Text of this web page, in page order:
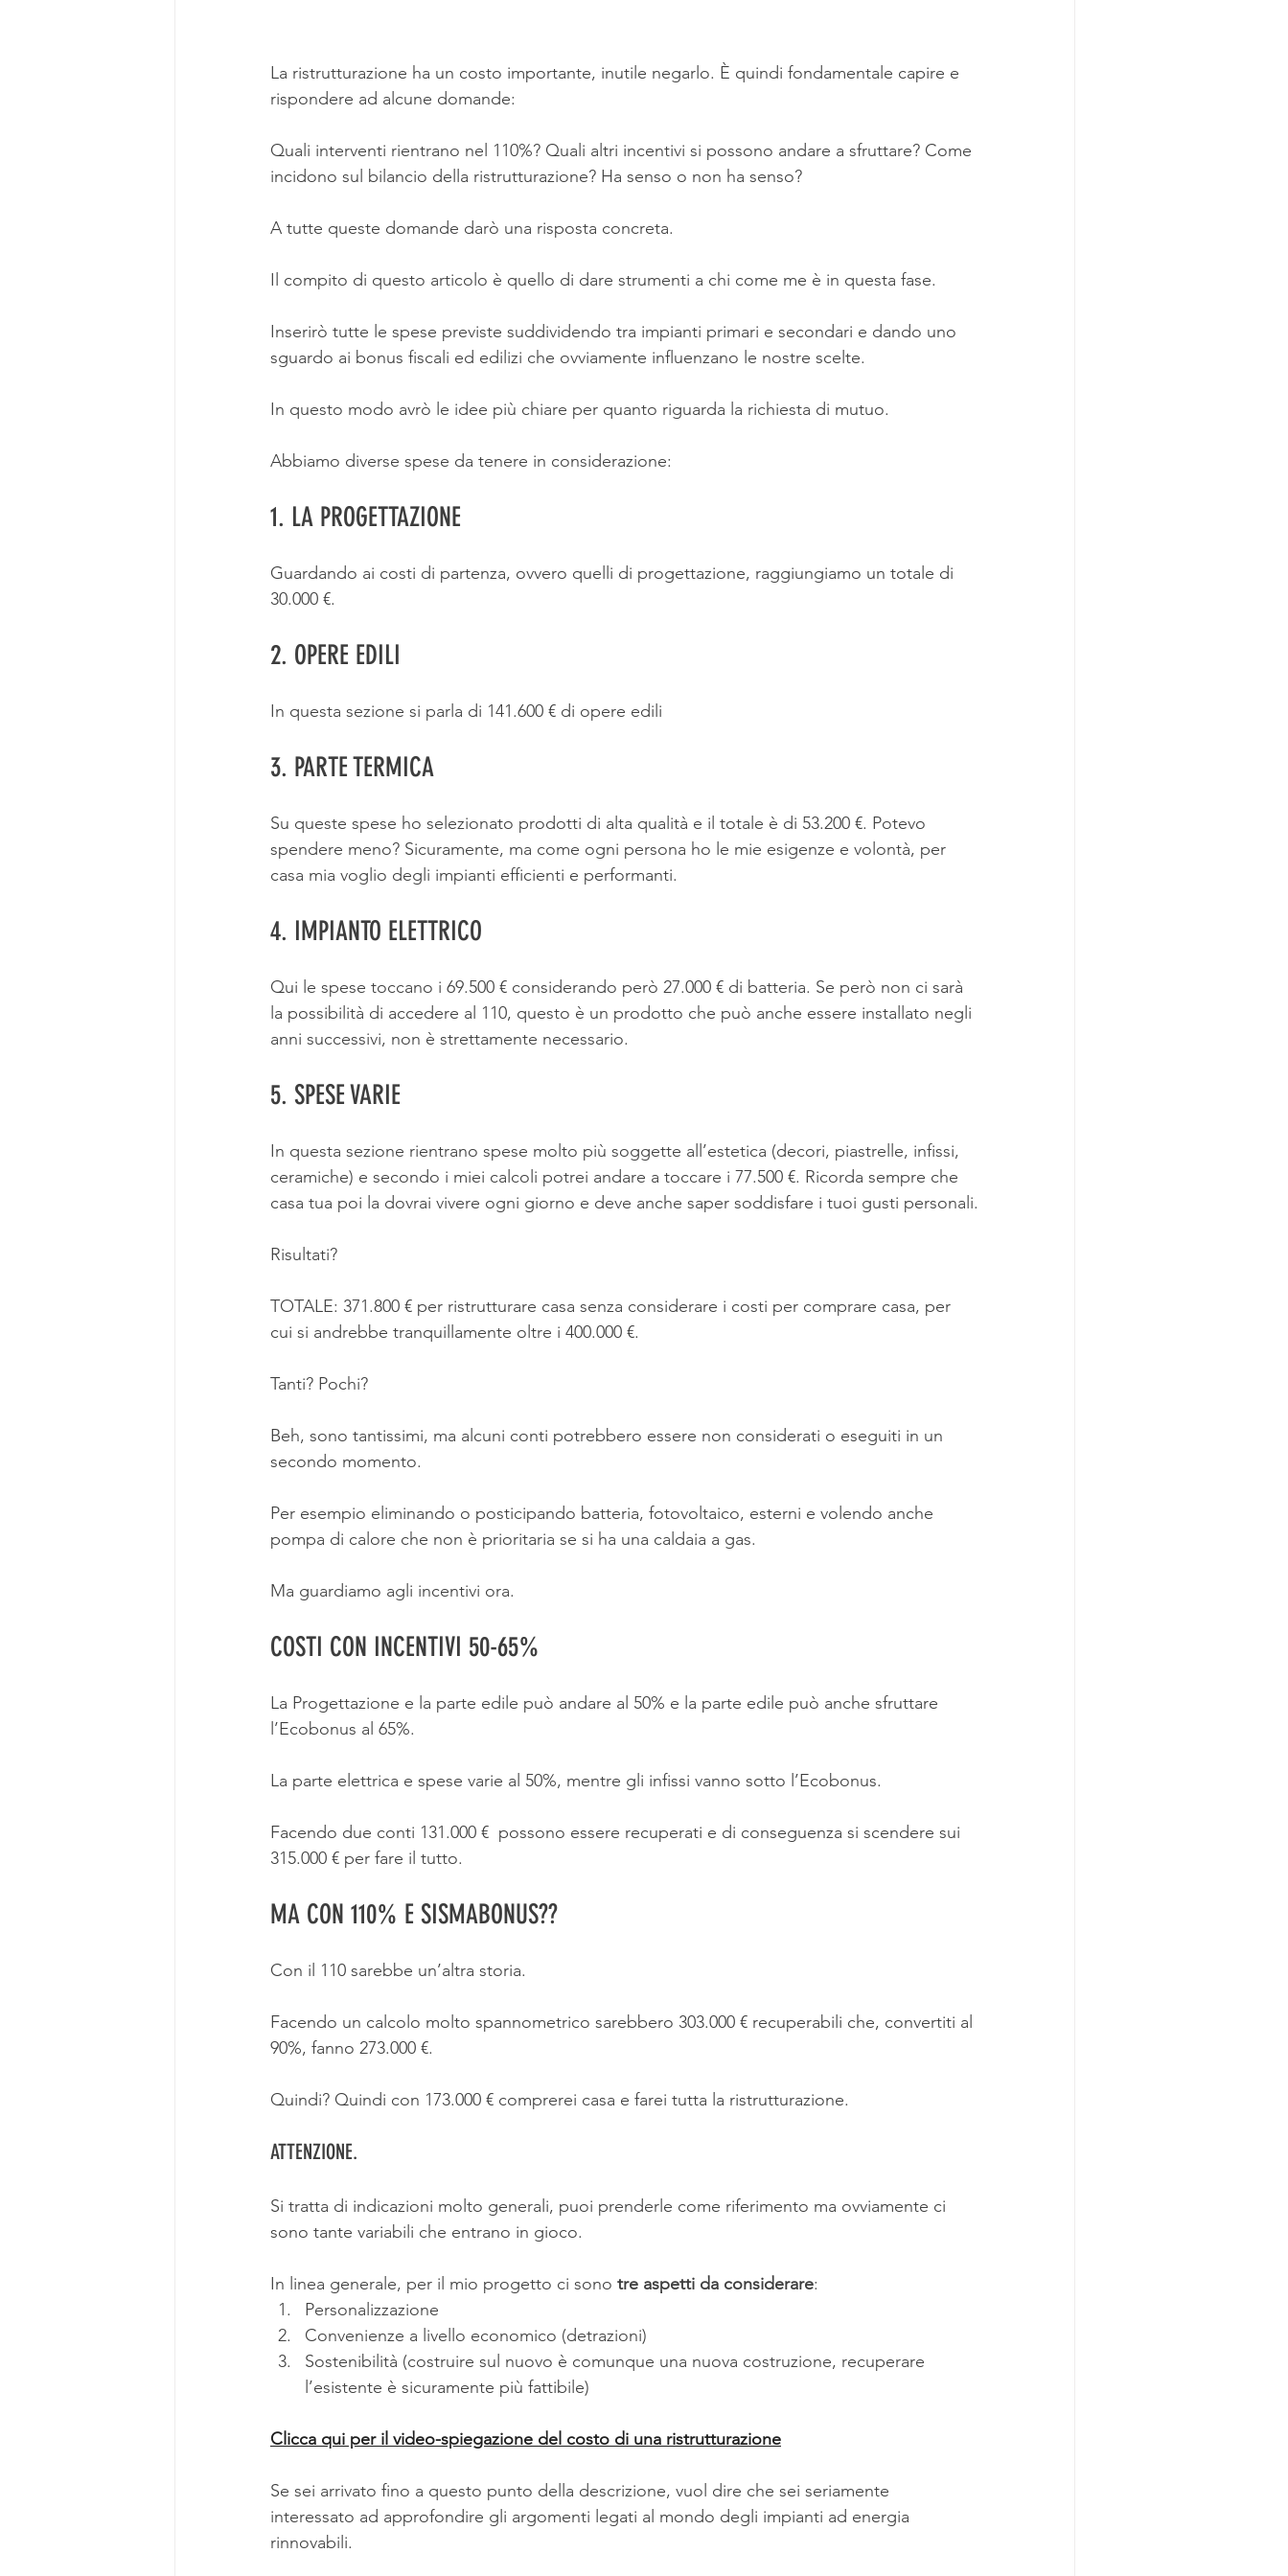
La ristrutturazione ha un costo importante, inutile negarlo. È quindi fondamentale capire e
rispondere ad alcune domande:
Quali interventi rientrano nel 110%? Quali altri incentivi si possono andare a sfruttare? Come
incidono sul bilancio della ristrutturazione? Ha senso o non ha senso?
A tutte queste domande darò una risposta concreta.
Il compito di questo articolo è quello di dare strumenti a chi come me è in questa fase.
Inserirò tutte le spese previste suddividendo tra impianti primari e secondari e dando uno
sguardo ai bonus fiscali ed edilizi che ovviamente influenzano le nostre scelte.
In questo modo avrò le idee più chiare per quanto riguarda la richiesta di mutuo.
Abbiamo diverse spese da tenere in considerazione:
1. LA PROGETTAZIONE
Guardando ai costi di partenza, ovvero quelli di progettazione, raggiungiamo un totale di
30.000 €.
2. OPERE EDILI
In questa sezione si parla di 141.600 € di opere edili
3. PARTE TERMICA
Su queste spese ho selezionato prodotti di alta qualità e il totale è di 53.200 €. Potevo
spendere meno? Sicuramente, ma come ogni persona ho le mie esigenze e volontà, per
casa mia voglio degli impianti efficienti e performanti.
4. IMPIANTO ELETTRICO
Qui le spese toccano i 69.500 € considerando però 27.000 € di batteria. Se però non ci sarà
la possibilità di accedere al 110, questo è un prodotto che può anche essere installato negli
anni successivi, non è strettamente necessario.
5. SPESE VARIE
In questa sezione rientrano spese molto più soggette all’estetica (decori, piastrelle, infissi,
ceramiche) e secondo i miei calcoli potrei andare a toccare i 77.500 €. Ricorda sempre che
casa tua poi la dovrai vivere ogni giorno e deve anche saper soddisfare i tuoi gusti personali.
Risultati?
TOTALE: 371.800 € per ristrutturare casa senza considerare i costi per comprare casa, per
cui si andrebbe tranquillamente oltre i 400.000 €.
Tanti? Pochi?
Beh, sono tantissimi, ma alcuni conti potrebbero essere non considerati o eseguiti in un
secondo momento.
Per esempio eliminando o posticipando batteria, fotovoltaico, esterni e volendo anche
pompa di calore che non è prioritaria se si ha una caldaia a gas.
Ma guardiamo agli incentivi ora.
COSTI CON INCENTIVI 50-65%
La Progettazione e la parte edile può andare al 50% e la parte edile può anche sfruttare
l’Ecobonus al 65%.
La parte elettrica e spese varie al 50%, mentre gli infissi vanno sotto l’Ecobonus.
Facendo due conti 131.000 €  possono essere recuperati e di conseguenza si scendere sui
315.000 € per fare il tutto.
MA CON 110% E SISMABONUS??
Con il 110 sarebbe un’altra storia.
Facendo un calcolo molto spannometrico sarebbero 303.000 € recuperabili che, convertiti al
90%, fanno 273.000 €.
Quindi? Quindi con 173.000 € comprerei casa e farei tutta la ristrutturazione.
ATTENZIONE.
Si tratta di indicazioni molto generali, puoi prenderle come riferimento ma ovviamente ci
sono tante variabili che entrano in gioco.
In linea generale, per il mio progetto ci sono tre aspetti da considerare:
Personalizzazione
Convenienze a livello economico (detrazioni)
Sostenibilità (costruire sul nuovo è comunque una nuova costruzione, recuperare
l’esistente è sicuramente più fattibile)
Clicca qui per il video-spiegazione del costo di una ristrutturazione
Se sei arrivato fino a questo punto della descrizione, vuol dire che sei seriamente
interessato ad approfondire gli argomenti legati al mondo degli impianti ad energia
rinnovabili.